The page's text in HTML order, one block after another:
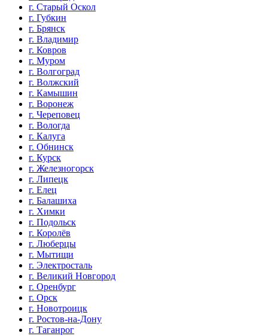
г. Старый Оскол
г. Губкин
г. Брянск
г. Владимир
г. Ковров
г. Муром
г. Волгоград
г. Волжский
г. Камышин
г. Воронеж
г. Череповец
г. Вологда
г. Калуга
г. Обнинск
г. Курск
г. Железногорск
г. Липецк
г. Елец
г. Балашиха
г. Химки
г. Подольск
г. Королёв
г. Люберцы
г. Мытищи
г. Электросталь
г. Великий Новгород
г. Оренбург
г. Орск
г. Новотроицк
г. Ростов-на-Дону
г. Таганрог